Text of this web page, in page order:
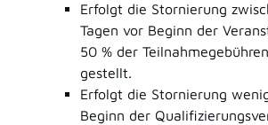
Erfolgt die Stornierung
Tagen vor Beginn der
50 % der
gestellt.
Erfolgt die Stornierung
Beginn der